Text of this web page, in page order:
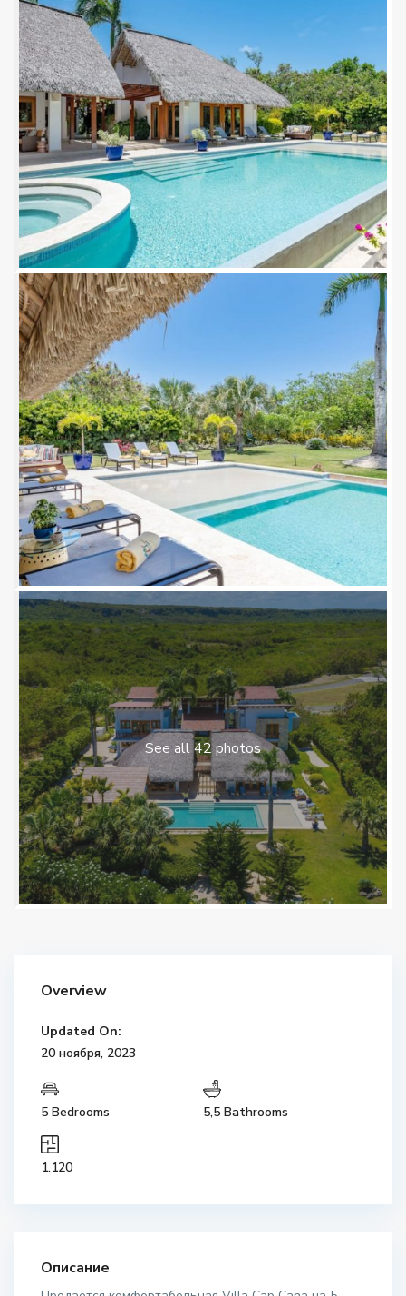
See all 42 photos
Overview
Updated On:
20 ноября, 2023
5 Bedrooms 5,5 Bathrooms
1.120
Описание